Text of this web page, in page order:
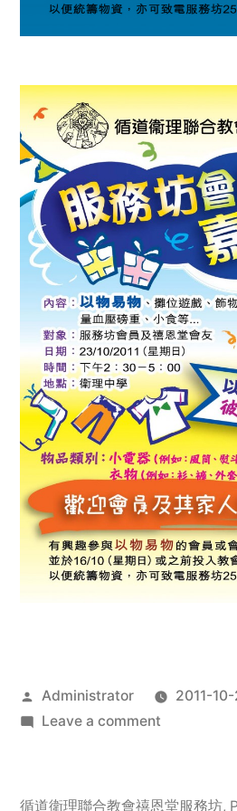
Posted
by
Administrator 2011-
Leave a commenton
服
循道衛理聯合教會禧恩堂服務坊,